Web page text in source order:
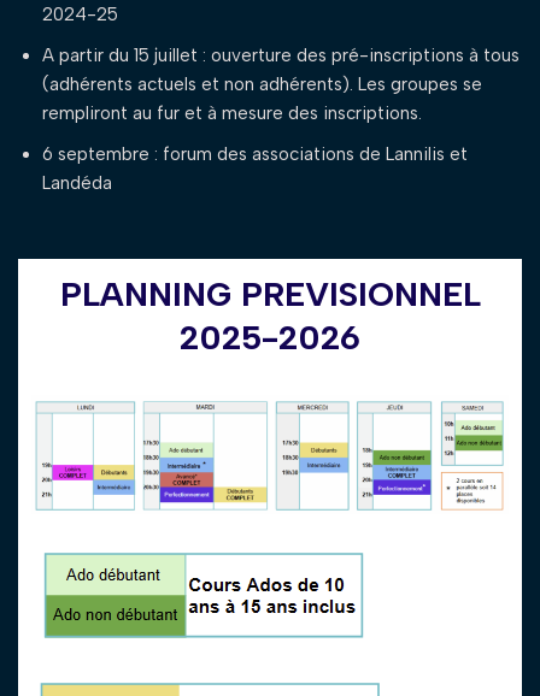
2024-25
A partir du 15 juillet : ouverture des pré-inscriptions à tous
(adhérents actuels et non adhérents). Les groupes se
rempliront au fur et à mesure des inscriptions.
6 septembre : forum des associations de Lannilis et
Landéda
PLANNING PREVISIONNEL
2025-2026